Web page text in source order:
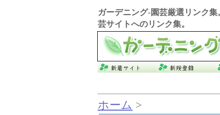
ガーデニング-園芸厳選リンク
芸サイトへのリンク集。
ホーム >